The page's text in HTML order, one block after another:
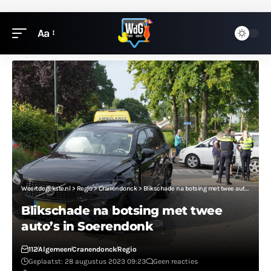
Aa
Weertdegekste.nl>Regio>Cranendonck> Blikschade na botsing met twee auto’s in Soerendonk
Blikschade na botsing met twee
auto’s in Soerendonk
112AlgemeenCranendonckRegio
Geplaatst: 28 augustus 2023 09:23
Geen reacties